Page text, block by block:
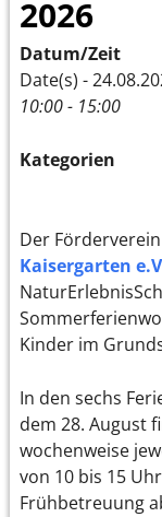
2026
Datum/Zeit
Date(s) -
10:00 - 15:00
Kategorien
Der Förderverein
Kaisergarten e.V
Kinder im
In den sechs
dem 28. August
wochenweise
von 10 bis 15
Frühbetreuung